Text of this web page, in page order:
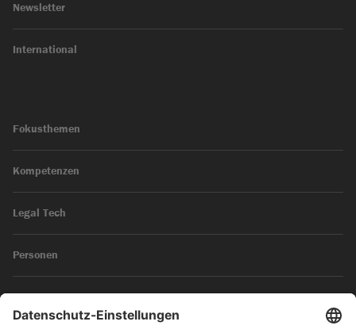
Newsletter
International
Fokusthemen
Kompetenzen
Legal Tech
Personen
News